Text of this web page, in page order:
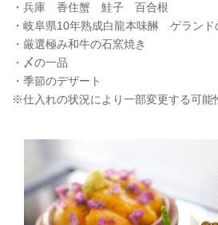
・兵庫 香住蟹 鮭子 百合根
・岐阜県10年熟成白龍本味醂 ゲランド
・厳選極み和牛の石窯焼き
・〆の一品
・季節のデザート
※仕入れの状況により一部変更する可能